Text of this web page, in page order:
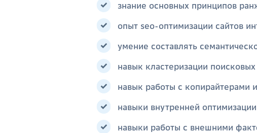
знание основных принципов
опыт seo-оптимизации сайтов
умение составлять
навык кластеризации
навык работы с копирайтерами
навыки внутренней
навыки работы с внешними